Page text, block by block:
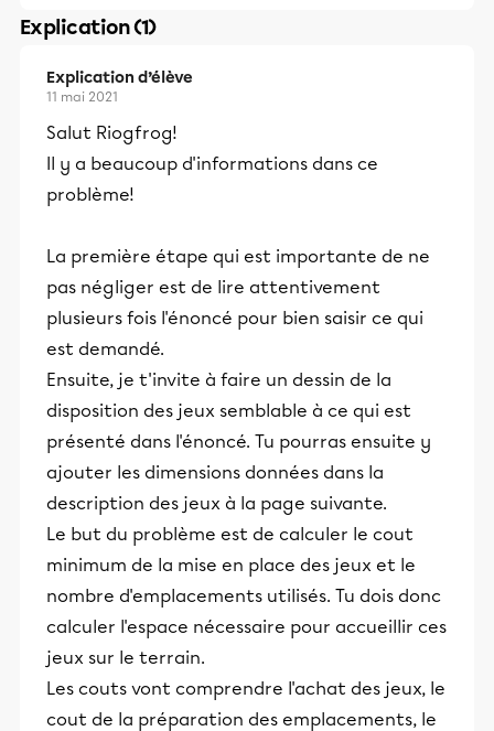
Explication (1)
Explication d’élève
11 mai 2021
Salut Riogfrog!
Il y a beaucoup d'informations dans ce
problème!
La première étape qui est importante de ne
pas négliger est de lire attentivement
plusieurs fois l'énoncé pour bien saisir ce qui
est demandé.
Ensuite, je t'invite à faire un dessin de la
disposition des jeux semblable à ce qui est
présenté dans l'énoncé. Tu pourras ensuite y
ajouter les dimensions données dans la
description des jeux à la page suivante.
Le but du problème est de calculer le cout
minimum de la mise en place des jeux et le
nombre d'emplacements utilisés. Tu dois donc
calculer l'espace nécessaire pour accueillir ces
jeux sur le terrain.
Les couts vont comprendre l'achat des jeux, le
cout de la préparation des emplacements, le